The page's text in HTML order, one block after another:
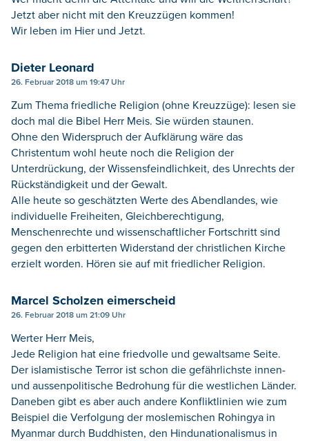
Jetzt aber nicht mit den Kreuzzügen kommen!
Wir leben im Hier und Jetzt.
Dieter Leonard
26. Februar 2018 um 19:47 Uhr
Zum Thema friedliche Religion (ohne Kreuzzüge): lesen sie
doch mal die Bibel Herr Meis. Sie würden staunen.
Ohne den Widerspruch der Aufklärung wäre das
Christentum wohl heute noch die Religion der
Unterdrückung, der Wissensfeindlichkeit, des Unrechts der
Rückständigkeit und der Gewalt.
Alle heute so geschätzten Werte des Abendlandes, wie
individuelle Freiheiten, Gleichberechtigung,
Menschenrechte und wissenschaftlicher Fortschritt sind
gegen den erbitterten Widerstand der christlichen Kirche
erzielt worden. Hören sie auf mit friedlicher Religion.
Marcel Scholzen eimerscheid
26. Februar 2018 um 21:09 Uhr
Werter Herr Meis,
Jede Religion hat eine friedvolle und gewaltsame Seite.
Der islamistische Terror ist schon die gefährlichste innen-
und aussenpolitische Bedrohung für die westlichen Länder.
Daneben gibt es aber auch andere Konfliktlinien wie zum
Beispiel die Verfolgung der moslemischen Rohingya in
Myanmar durch Buddhisten, den Hindunationalismus in